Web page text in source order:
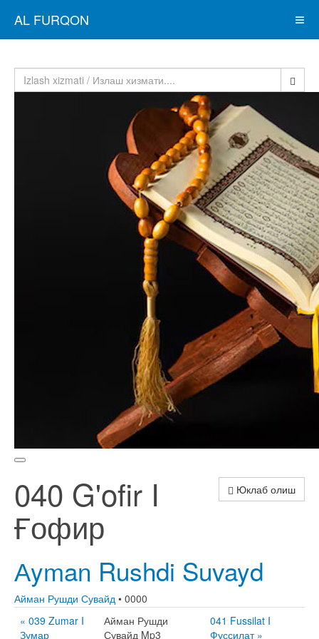
AL FURQON
Юклаб олиш
040 G'ofir I
Ғофир
Аyman Rushdi Suvayd
Айман Рушди Сувайд • 0000
« 039 Zumar I
Зумар
Айман Рушди
Сувайд Mp3
041 Fussilat I
Фуссилат »